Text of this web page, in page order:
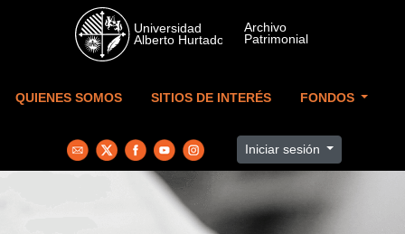
Skip to main content
QUIENES SOMOS SITIOS DE INTERÉS FONDOS
Iniciar sesión